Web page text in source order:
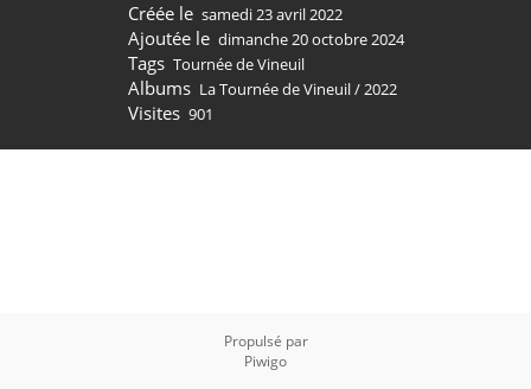
Créée le samedi 23 avril 2022
Ajoutée le dimanche 20 octobre 2024
Tags Tournée de Vineuil
Albums La Tournée de Vineuil/2022
Visites 901
Propulsé par
Piwigo